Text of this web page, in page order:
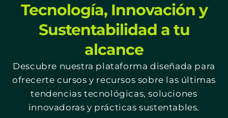
Tecnología, Innovación y
Sustentabilidad a tu
alcance
Descubre nuestra plataforma diseñada para
ofrecerte cursos y recursos sobre las últimas
tendencias tecnológicas, soluciones
innovadoras y prácticas sustentables.